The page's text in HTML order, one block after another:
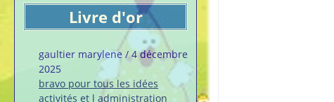
Livre d'or
gaultier marylene /4 décembre
2025
bravo pour tous les idées
activités et l administration